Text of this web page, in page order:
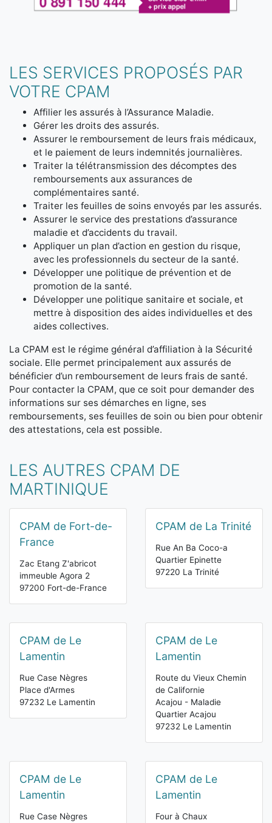
LES SERVICES PROPOSÉS PAR
VOTRE CPAM
Affilier les assurés à l’Assurance Maladie.
Gérer les droits des assurés.
Assurer le remboursement de leurs frais médicaux,
et le paiement de leurs indemnités journalières.
Traiter la télétransmission des décomptes des
remboursements aux assurances de
complémentaires santé.
Traiter les feuilles de soins envoyés par les assurés.
Assurer le service des prestations d’assurance
maladie et d’accidents du travail.
Appliquer un plan d’action en gestion du risque,
avec les professionnels du secteur de la santé.
Développer une politique de prévention et de
promotion de la santé.
Développer une politique sanitaire et sociale, et
mettre à disposition des aides individuelles et des
aides collectives.
La CPAM est le régime général d’affiliation à la Sécurité
sociale. Elle permet principalement aux assurés de
bénéficier d’un remboursement de leurs frais de santé.
Pour contacter la CPAM, que ce soit pour demander des
informations sur ses démarches en ligne, ses
remboursements, ses feuilles de soin ou bien pour obtenir
des attestations, cela est possible.
LES AUTRES CPAM DE
MARTINIQUE
CPAM de Fort-de-
France
Zac Etang Z'abricot
immeuble Agora 2
97200 Fort-de-France
CPAM de La Trinité
Rue An Ba Coco-a
Quartier Epinette
97220 La Trinité
CPAM de Le
Lamentin
Rue Case Nègres
Place d'Armes
97232 Le Lamentin
CPAM de Le
Lamentin
Route du Vieux Chemin
de Californie
Acajou - Maladie
Quartier Acajou
97232 Le Lamentin
CPAM de Le
Lamentin
Rue Case Nègres
CPAM de Le
Lamentin
Four à Chaux